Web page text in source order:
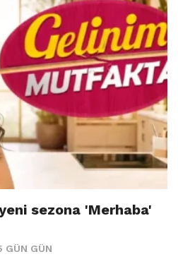
sezona 'Merhaba'
GÜN GÜN